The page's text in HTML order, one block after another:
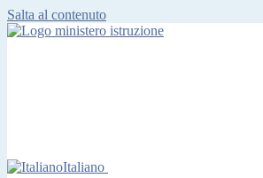
Salta al contenuto
Italiano